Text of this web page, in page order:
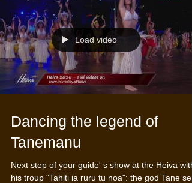
Load video
Dancing the legend of
Tanemanu
Next step of your guide' s show at the Heiva with
his troup "Tahiti ia ruru tu noa": the god Tane